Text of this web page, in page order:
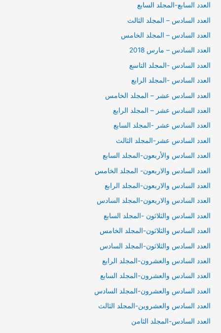
العدد السابع-المجلد السابع
العدد السادس – المجلد الثالث
العدد السادس – المجلد الخامس
العدد السادس – مارس 2018
العدد السادس -المجلد التاسع
العدد السادس -المجلد الرابع
العدد السادس عشر – المجلد الخامس
العدد السادس عشر – المجلد الرابع
العدد السادس عشر -المجلد السابع
العدد السادس عشر-المجلد الثالث
العدد السادس والأربعون-المجلد السابع
العدد السادس والاربعون- المجلد الخامس
العدد السادس والاربعون-المجلد الرابع
العدد السادس والاربعون-المجلد السادس
العدد السادس والثلاثون -المجلد السابع
العدد السادس والثلاثون-المجلد الخامس
العدد السادس والثلاثون-المجلد السادس
العدد السادس والعشرون-المجلد الرابع
العدد السادس والعشرون-المجلد السابع
العدد السادس والعشرون-المجلد السادس
العدد السادس والعشروين-المجلد الثالث
العدد السادس-المجلد الثامن